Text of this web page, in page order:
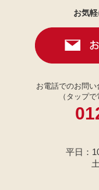
お気
お電話でのお問い
（タップ
平日：